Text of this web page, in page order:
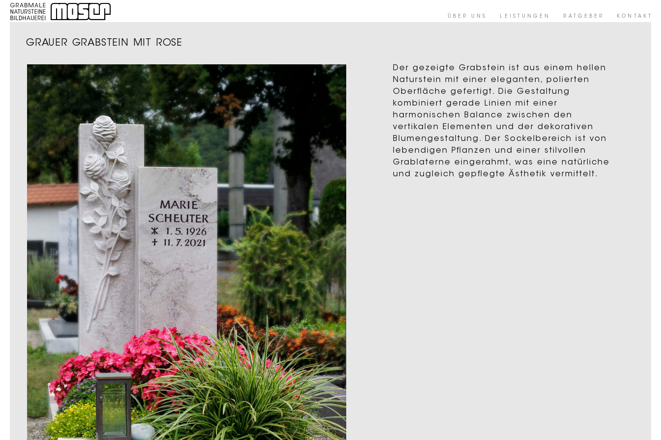
ÜBER UNS LEISTUNGEN RATGEBER KONTAKT
GRAUER GRABSTEIN MIT ROSE
Der gezeigte Grabstein ist aus einem hellen
Naturstein mit einer eleganten, polierten
Oberfläche gefertigt. Die Gestaltung
kombiniert gerade Linien mit einer
harmonischen Balance zwischen den
vertikalen Elementen und der dekorativen
Blumengestaltung. Der Sockelbereich ist von
lebendigen Pflanzen und einer stilvollen
Grablaterne eingerahmt, was eine natürliche
und zugleich gepflegte Ästhetik vermittelt.